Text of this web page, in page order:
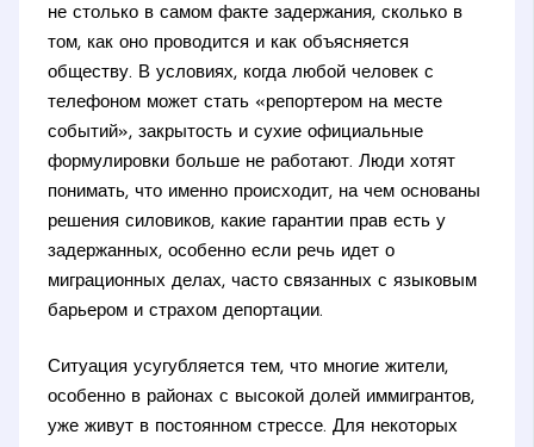
не столько в самом факте задержания, сколько в
том, как оно проводится и как объясняется
обществу. В условиях, когда любой человек с
телефоном может стать «репортером на месте
событий», закрытость и сухие официальные
формулировки больше не работают. Люди хотят
понимать, что именно происходит, на чем основаны
решения силовиков, какие гарантии прав есть у
задержанных, особенно если речь идет о
миграционных делах, часто связанных с языковым
барьером и страхом депортации.
Ситуация усугубляется тем, что многие жители,
особенно в районах с высокой долей иммигрантов,
уже живут в постоянном стрессе. Для некоторых